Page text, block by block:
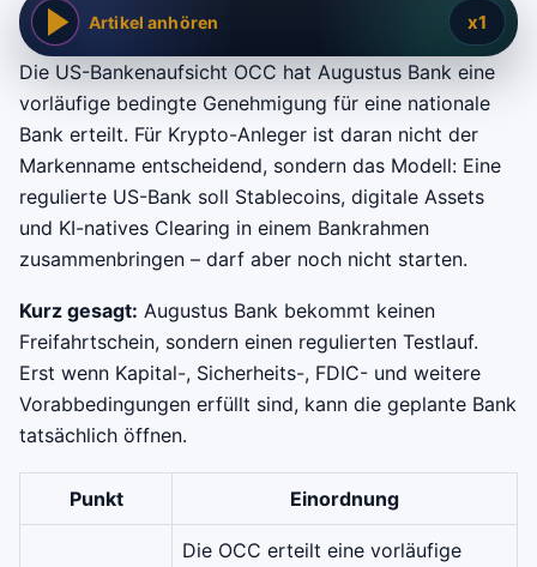
Artikel anhören x1
Die US-Bankenaufsicht OCC hat Augustus Bank eine
vorläufige bedingte Genehmigung für eine nationale
Bank erteilt. Für Krypto-Anleger ist daran nicht der
Markenname entscheidend, sondern das Modell: Eine
regulierte US-Bank soll Stablecoins, digitale Assets
und KI-natives Clearing in einem Bankrahmen
zusammenbringen – darf aber noch nicht starten.
Kurz gesagt: Augustus Bank bekommt keinen
Freifahrtschein, sondern einen regulierten Testlauf.
Erst wenn Kapital-, Sicherheits-, FDIC- und weitere
Vorabbedingungen erfüllt sind, kann die geplante Bank
tatsächlich öffnen.
Punkt Einordnung
Die OCC erteilt eine vorläufige